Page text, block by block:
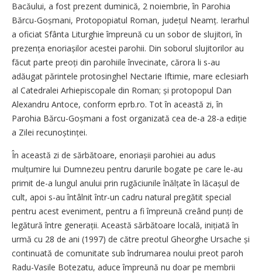
Bacăului, a fost prezent duminică, 2 noiembrie, în Parohia
Bărcu-Goșmani, Protopopiatul Roman, județul Neamț. Ierarhul
a oficiat Sfânta Liturghie împreună cu un sobor de slujitori, în
prezența enoriașilor acestei parohii. Din soborul slujitorilor au
făcut parte preoți din parohiile învecinate, cărora li s-au
adăugat părintele protosinghel Nectarie Iftimie, mare eclesiarh
al Catedralei Arhiepiscopale din Roman; și protopopul Dan
Alexandru Antoce, conform eprb.ro. Tot în această zi, în
Parohia Bărcu-Goșmani a fost organizată cea de-a 28-a ediție
a Zilei recunoștinței.
În această zi de sărbătoare, enoriașii parohiei au adus
mulțumire lui Dumnezeu pentru darurile bogate pe care le-au
primit de-a lungul anului prin rugăciunile înălțate în lăcașul de
cult, apoi s-au întâlnit într-un cadru natural pregătit special
pentru acest eveniment, pentru a fi împreună creând punți de
legătură între generații. Această sărbătoare locală, inițiată în
urmă cu 28 de ani (1997) de către preotul ­Gheorghe Ursache și
continuată de comunitate sub îndrumarea noului preot paroh
Radu-Vasile Botezatu, aduce împreună nu doar pe membrii